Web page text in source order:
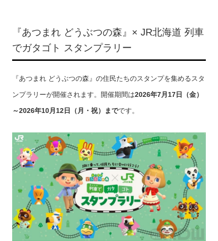
『あつまれ どうぶつの森』× JR北海道 列車
でガタゴト スタンプラリー
『あつまれ どうぶつの森』の住民たちのスタンプを集めるスタ
ンプラリーが開催されます。開催期間は2026年7月17日（金）
～2026年10月12日（月・祝）までです。